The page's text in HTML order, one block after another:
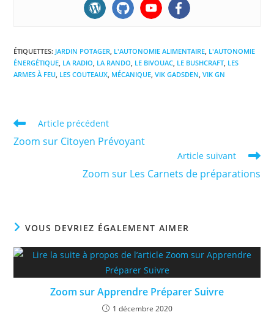
ÉTIQUETTES: JARDIN POTAGER L'AUTONOMIE ALIMENTAIRE L'AUTONOMIE
ÉNERGÉTIQUE LA RADIO LA RANDO LE BIVOUAC LE BUSHCRAFT LES
ARMES À FEU LES COUTEAUX MÉCANIQUE VIK GADSDEN VIK GN
Read
articles
Article précédent
Zoom sur Citoyen Prévoyant
Article suivant
Zoom sur Les Carnets de préparations
VOUS DEVRIEZ ÉGALEMENT AIMER
Zoom sur Apprendre Préparer Suivre
1 décembre 2020